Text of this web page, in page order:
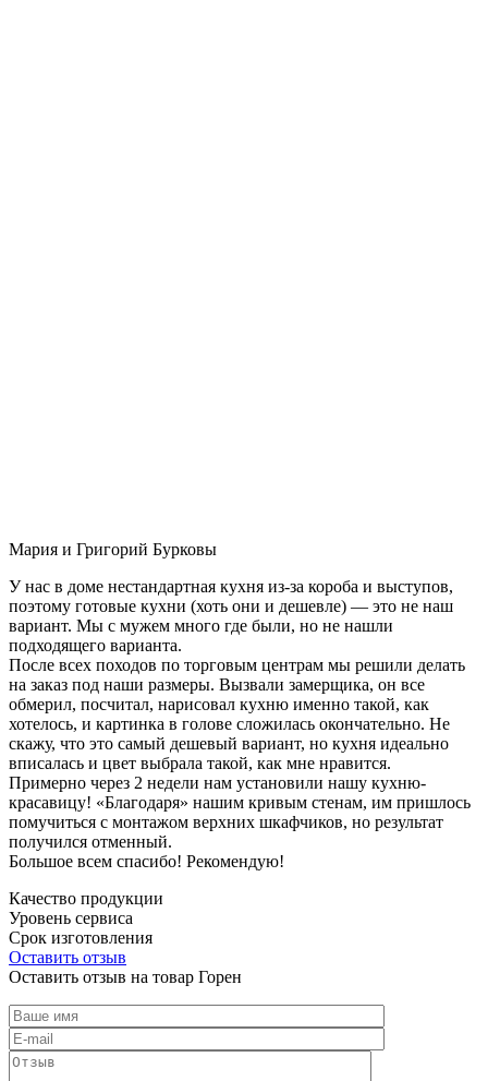
Мария и Григорий Бурковы
У нас в доме нестандартная кухня из-за короба и выступов,
поэтому готовые кухни (хоть они и дешевле) — это не наш
вариант. Мы с мужем много где были, но не нашли
подходящего варианта.
После всех походов по торговым центрам мы решили делать
на заказ под наши размеры. Вызвали замерщика, он все
обмерил, посчитал, нарисовал кухню именно такой, как
хотелось, и картинка в голове сложилась окончательно. Не
скажу, что это самый дешевый вариант, но кухня идеально
вписалась и цвет выбрала такой, как мне нравится.
Примерно через 2 недели нам установили нашу кухню-
красавицу! «Благодаря» нашим кривым стенам, им пришлось
помучиться с монтажом верхних шкафчиков, но результат
получился отменный.
Большое всем спасибо! Рекомендую!
Качество продукции
Уровень сервиса
Срок изготовления
Оставить отзыв
Оставить отзыв на товар Горен